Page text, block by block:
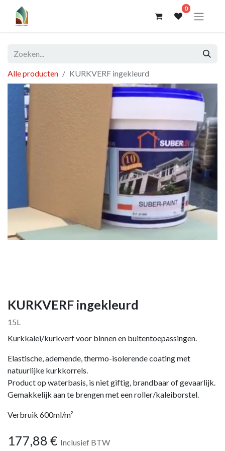
0
Alle producten KURKVERF ingekleurd
KURKVERF ingekleurd
15L
Kurkkalei/kurkverf voor binnen en buitentoepassingen.
Elastische, ademende, thermo-isolerende coating met
natuurlijke kurkkorrels.
Product op waterbasis, is niet giftig, brandbaar of gevaarlijk.
Gemakkelijk aan te brengen met een roller/kaleiborstel.
Verbruik 600ml/m²
177,88 € Inclusief BTW